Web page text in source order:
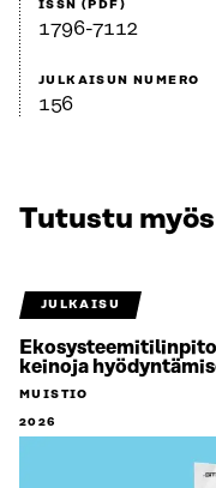
ISSN (PDF)
1796-7112
JULKAISUN NUMERO
156
Tutustu myös
JULKAISU
keinoja
MUISTIO
2026